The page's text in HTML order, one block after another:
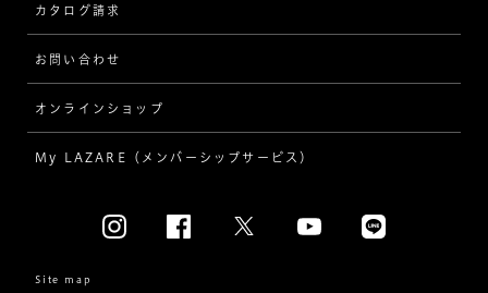
ダブルサイドメレ
ラインメレ
人気の婚約指輪
結婚指輪（マリッジリング）
[素材から選ぶ]
ダイヤモンド
プロポーズ
結婚式
カタログ請求
お問い合わせ
オンラインショップ
My LAZARE（メンバーシップサービス）
Site map